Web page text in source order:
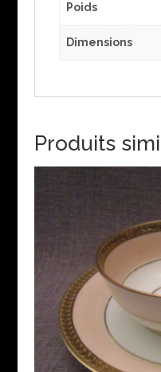
Poids
Dimensions
Produits